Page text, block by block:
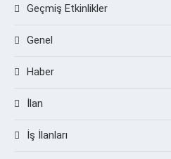
Geçmiş Etkinlikler
Genel
Haber
İlan
İş İlanları